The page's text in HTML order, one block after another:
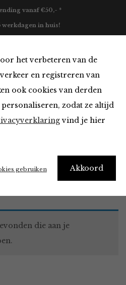
het verbeteren van de
en registreren van
ook cookies van derden
zodat ze altijd
vind je hier
Akkoord
gebruiken
vanaf €50,- *
werkdagen in huis!
Vesten en Truien
die aan je